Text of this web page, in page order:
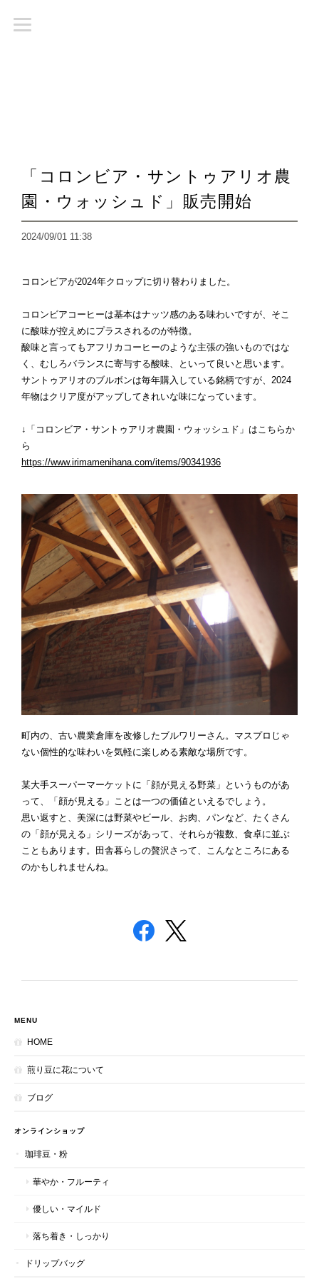
「コロンビア・サントゥアリオ農
園・ウォッシュド」販売開始
2024/09/01 11:38
コロンビアが2024年クロップに切り替わりました。
コロンビアコーヒーは基本はナッツ感のある味わいですが、そこ
に酸味が控えめにプラスされるのが特徴。
酸味と言ってもアフリカコーヒーのような主張の強いものではな
く、むしろバランスに寄与する酸味、といって良いと思います。
サントゥアリオのブルボンは毎年購入している銘柄ですが、2024
年物はクリア度がアップしてきれいな味になっています。
↓「コロンビア・サントゥアリオ農園・ウォッシュド」はこちらか
ら
https://www.irimamenihana.com/items/90341936
町内の、古い農業倉庫を改修したブルワリーさん。マスプロじゃ
ない個性的な味わいを気軽に楽しめる素敵な場所です。
某大手スーパーマーケットに「顔が見える野菜」というものがあ
って、「顔が見える」ことは一つの価値といえるでしょう。
思い返すと、美深には野菜やビール、お肉、パンなど、たくさん
の「顔が見える」シリーズがあって、それらが複数、食卓に並ぶ
こともあります。田舎暮らしの贅沢さって、こんなところにある
のかもしれませんね。
MENU
HOME
煎り豆に花について
ブログ
オンラインショップ
珈琲豆・粉
華やか・フルーティ
優しい・マイルド
落ち着き・しっかり
ドリップバッグ